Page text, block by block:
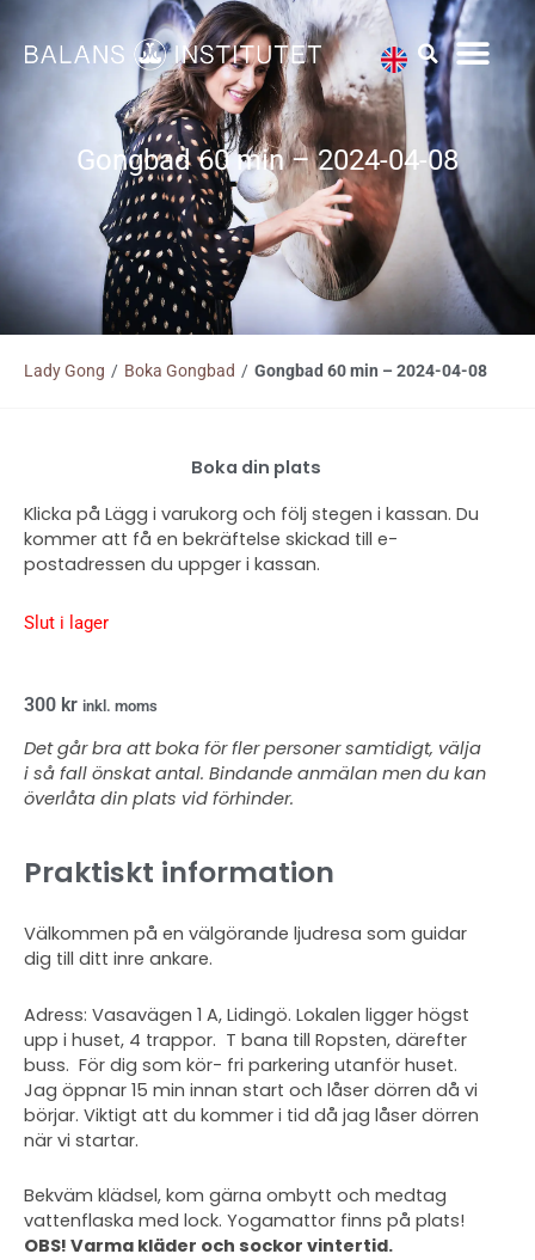
innehåll
Gongbad 60 min – 2024-04-08
Lady Gong / Boka Gongbad / Gongbad 60 min – 2024-04-08
Boka din plats
Klicka på Lägg i varukorg och följ stegen i kassan. Du
kommer att få en bekräftelse skickad till e-
postadressen du uppger i kassan.
Slut i lager
300 kr inkl. moms
Det går bra att boka för fler personer samtidigt, välja
i så fall önskat antal. Bindande anmälan men du kan
överlåta din plats vid förhinder.
Praktiskt information
Välkommen på en välgörande ljudresa som guidar
dig till ditt inre ankare.
Adress: Vasavägen 1 A, Lidingö. Lokalen ligger högst
upp i huset, 4 trappor. T bana till Ropsten, därefter
buss. För dig som kör- fri parkering utanför huset.
Jag öppnar 15 min innan start och låser dörren då vi
börjar. Viktigt att du kommer i tid då jag låser dörren
när vi startar.
Bekväm klädsel, kom gärna ombytt och medtag
vattenflaska med lock. Yogamattor finns på plats!
OBS! Varma kläder och sockor vintertid.